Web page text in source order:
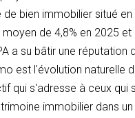
de bien immobilier situé
de 4,8% en 2025 et
a su bâtir une réputation
est l'évolution naturelle
qui s'adresse à ceux qui
immobilier dans